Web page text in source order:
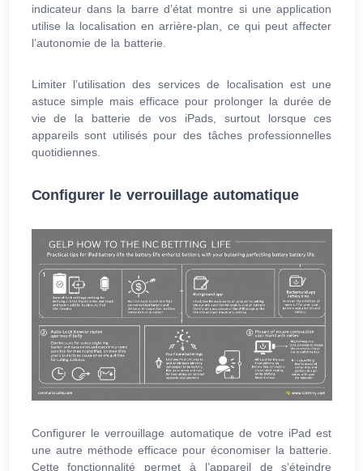
indicateur dans la barre d’état montre si une application
utilise la localisation en arrière-plan, ce qui peut affecter
l’autonomie de la batterie.
Limiter l’utilisation des services de localisation est une
astuce simple mais efficace pour prolonger la durée de
vie de la batterie de vos iPads, surtout lorsque ces
appareils sont utilisés pour des tâches professionnelles
quotidiennes.
Configurer le verrouillage automatique
Configurer le verrouillage automatique de votre iPad est
une autre méthode efficace pour économiser la batterie.
Cette fonctionnalité permet à l’appareil de s’éteindre